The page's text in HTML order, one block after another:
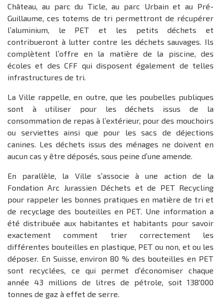
Château, au parc du Ticle, au parc Urbain et au Pré-
Guillaume, ces totems de tri permettront de récupérer
l’aluminium, le PET et les petits déchets et
contribueront à lutter contre les déchets sauvages. Ils
complètent l’offre en la matière de la piscine, des
écoles et des CFF qui disposent également de telles
infrastructures de tri.
La Ville rappelle, en outre, que les poubelles publiques
sont à utiliser pour les déchets issus de la
consommation de repas à l’extérieur, pour des mouchoirs
ou serviettes ainsi que pour les sacs de déjections
canines. Les déchets issus des ménages ne doivent en
aucun cas y être déposés, sous peine d’une amende.
En parallèle, la Ville s’associe à une action de la
Fondation Arc Jurassien Déchets et de PET Recycling
pour rappeler les bonnes pratiques en matière de tri et
de recyclage des bouteilles en PET. Une information a
été distribuée aux habitantes et habitants pour savoir
exactement comment trier correctement les
différentes bouteilles en plastique, PET ou non, et ou les
déposer. En Suisse, environ 80 % des bouteilles en PET
sont recyclées, ce qui permet d’économiser chaque
année 43 millions de litres de pétrole, soit 138'000
tonnes de gaz à effet de serre.